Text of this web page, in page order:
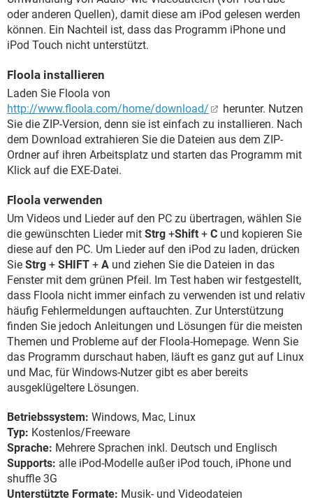
oder anderen Quellen), damit diese am iPod gelesen werden
können. Ein Nachteil ist, dass das Programm iPhone und
iPod Touch nicht unterstützt.
Floola installieren
Laden Sie Floola von
http://www.floola.com/home/download/
herunter. Nutzen
Sie die ZIP-Version, denn sie ist einfach zu installieren. Nach
dem Download extrahieren Sie die Dateien aus dem ZIP-
Ordner auf ihren Arbeitsplatz und starten das Programm mit
Klick auf die EXE-Datei.
Floola verwenden
Um Videos und Lieder auf den PC zu übertragen, wählen Sie
die gewünschten Lieder mit Strg +Shift + C und kopieren Sie
diese auf den PC. Um Lieder auf den iPod zu laden, drücken
Sie Strg + SHIFT + A und ziehen Sie die Dateien in das
Fenster mit dem grünen Pfeil. Im Test haben wir festgestellt,
dass Floola nicht immer einfach zu verwenden ist und relativ
häufig Fehlermeldungen auftauchten. Zur Unterstützung
finden Sie jedoch Anleitungen und Lösungen für die meisten
Themen und Probleme auf der Floola-Homepage. Wenn Sie
das Programm durschaut haben, läuft es ganz gut auf Linux
und Mac, für Windows-Nutzer gibt es aber bereits
ausgeklügeltere Lösungen.
Betriebssystem: Windows, Mac, Linux
Typ: Kostenlos/Freeware
Sprache: Mehrere Sprachen inkl. Deutsch und Englisch
Supports: alle iPod-Modelle außer iPod touch, iPhone und
shuffle 3G
Unterstützte Formate: Musik- und Videodateien